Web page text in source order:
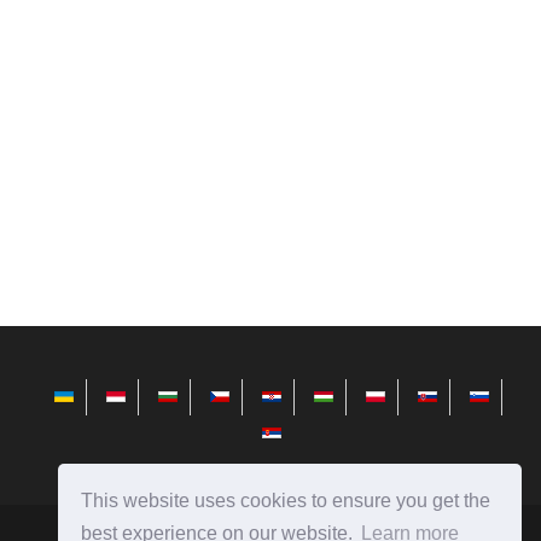
This website uses cookies to ensure you get the
best experience on our website.
Learn more